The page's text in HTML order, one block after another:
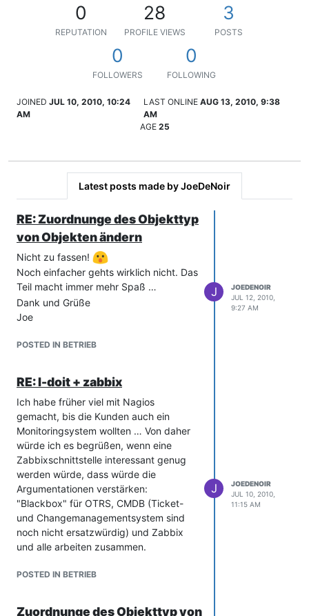
0
REPUTATION
28
PROFILE VIEWS
3
POSTS
0
FOLLOWERS
0
FOLLOWING
JOINED JUL 10, 2010, 10:24
AM
LAST ONLINE AUG 13, 2010, 9:38
AM
AGE 25
Latest posts made by JoeDeNoir
RE: Zuordnunge des Objekttyp
von Objekten ändern
Nicht zu fassen!
Noch einfacher gehts wirklich nicht. Das
Teil macht immer mehr Spaß …
Dank und Grüße
Joe
POSTED IN BETRIEB
J
JOEDENOIR
JUL 12, 2010,
9:27 AM
RE: I-doit + zabbix
Ich habe früher viel mit Nagios
gemacht, bis die Kunden auch ein
Monitoringsystem wollten … Von daher
würde ich es begrüßen, wenn eine
Zabbixschnittstelle interessant genug
werden würde, dass würde die
Argumentationen verstärken:
"Blackbox" für OTRS, CMDB (Ticket-
und Changemanagementsystem sind
noch nicht ersatzwürdig) und Zabbix
und alle arbeiten zusammen.
POSTED IN BETRIEB
J
JOEDENOIR
JUL 10, 2010,
11:15 AM
Zuordnunge des Objekttyp von